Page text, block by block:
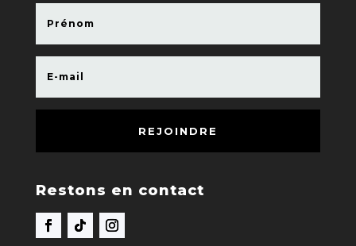
REJOINDRE
Restons en contact